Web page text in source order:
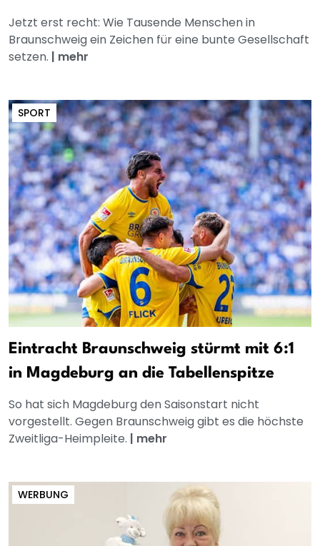
Jetzt erst recht: Wie Tausende Menschen in
Braunschweig ein Zeichen für eine bunte Gesellschaft
setzen. | mehr
SPORT
Eintracht Braunschweig stürmt mit 6:1
in Magdeburg an die Tabellenspitze
So hat sich Magdeburg den Saisonstart nicht
vorgestellt. Gegen Braunschweig gibt es die höchste
Zweitliga-Heimpleite. | mehr
WERBUNG